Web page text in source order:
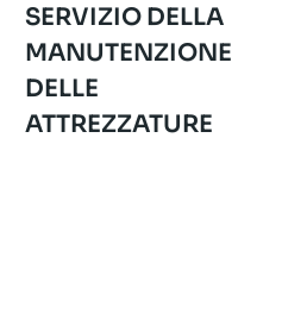
SERVIZIO DELLA
MANUTENZIONE
DELLE
ATTREZZATURE